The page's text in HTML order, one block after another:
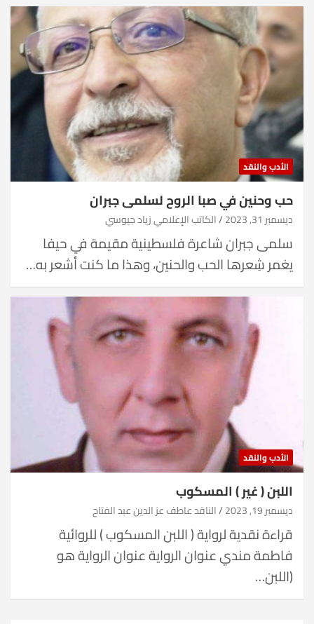
الأدب والنقد
حب وحنين في صبا الروح لسلمى جبران
ديسمبر 31, 2023 الكاتب الإعلامي زياد جيوسي
سلمى جبران شاعرة فلسطينية مقيمة في حيفا
يغمر شِعرها الحب والحنين، وهذا ما كنت أشعر به…
الأدب والنقد
اللبن ( غير ) المسكوب
ديسمبر 19, 2023 الناقد عاطف عز الدين عبد الفتاح
قراءة نقدية لرواية ( اللبن المسكوب ) للروائية
فاطمة مندي عنوان الرواية عنوان الرواية هو
(اللبن…